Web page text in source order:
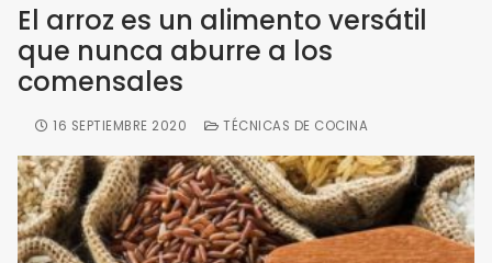
El arroz es un alimento versátil
que nunca aburre a los
comensales
16 SEPTIEMBRE 2020 TÉCNICAS DE COCINA